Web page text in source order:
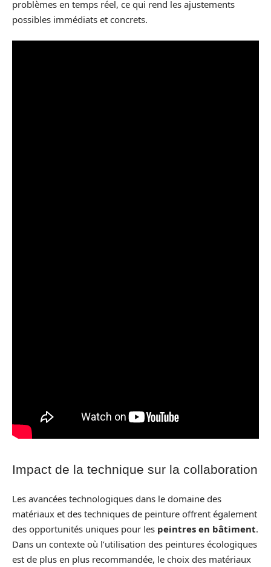
problèmes en temps réel, ce qui rend les ajustements
possibles immédiats et concrets.
Impact de la technique sur la collaboration
Les avancées technologiques dans le domaine des
matériaux et des techniques de peinture offrent également
des opportunités uniques pour les peintres en bâtiment.
Dans un contexte où l’utilisation des peintures écologiques
est de plus en plus recommandée, le choix des matériaux